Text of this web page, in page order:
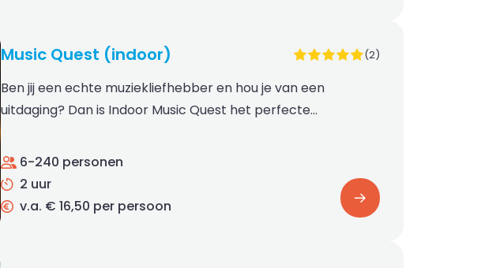
Music Quest (indoor) (2)
Ben jij een echte muziekliefhebber en hou je van een
uitdaging? Dan is Indoor Music Quest het perfecte…
6-240 personen
2 uur
v.a. € 16,50 per persoon